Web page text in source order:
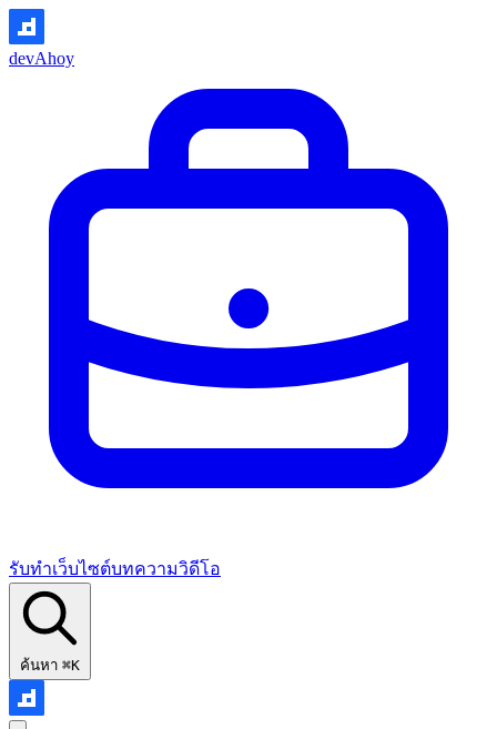
devAhoy
รับทำเว็บไซต์บทความวิดีโอ
ค้นหา ⌘K